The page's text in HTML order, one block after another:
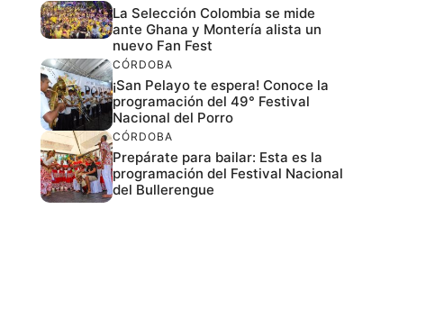
La Selección Colombia se mide
ante Ghana y Montería alista un
nuevo Fan Fest
CÓRDOBA
¡San Pelayo te espera! Conoce la
programación del 49° Festival
Nacional del Porro
CÓRDOBA
Prepárate para bailar: Esta es la
programación del Festival Nacional
del Bullerengue